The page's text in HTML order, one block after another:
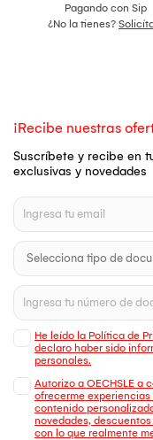
Pagando con Sip
¿No la tienes?
¡Recibe nuestras
Suscríbete y recibe en
exclusivas y novedades
He leído la Política de
declaro haber sido
personales.
Autorizo a OECHSLE a
ofrecerme
contenido
novedades,
con lo que realmente